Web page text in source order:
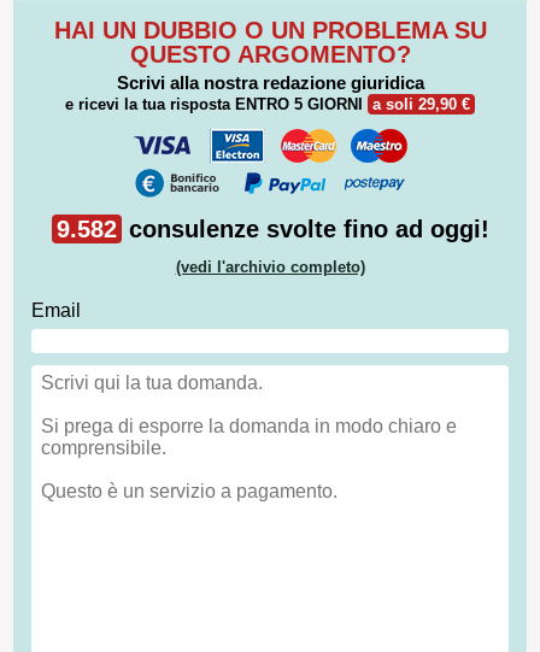
HAI UN DUBBIO O UN PROBLEMA SU
QUESTO ARGOMENTO?
Scrivi alla nostra redazione giuridica
e ricevi la tua risposta ENTRO 5 GIORNI a soli 29,90 €
9.582 consulenze svolte fino ad oggi!
(vedi l'archivio completo)
Email